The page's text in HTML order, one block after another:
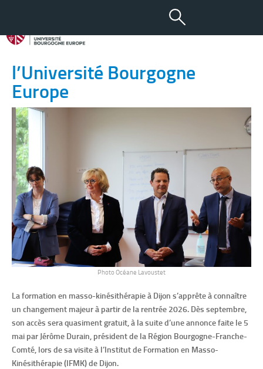
02 JUIN 2026
L’IFMK de Dijon rejoint
l’Université Bourgogne
Europe
Photo Océane Lavoustet
La formation en masso-kinésithérapie à Dijon s’apprête à connaître
un changement majeur à partir de la rentrée 2026. Dès septembre,
son accès sera quasiment gratuit, à la suite d’une annonce faite le 5
mai par Jérôme Durain, président de la Région Bourgogne-Franche-
Comté, lors de sa visite à l’Institut de Formation en Masso-
Kinésithérapie (IFMK) de Dijon.